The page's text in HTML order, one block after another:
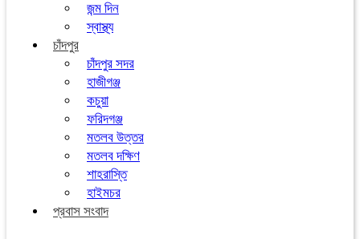
জন্ম দিন
স্বাস্থ্য
চাঁদপুর
চাঁদপুর সদর
হাজীগঞ্জ
কচুয়া
ফরিদগঞ্জ
মতলব উত্তর
মতলব দক্ষিণ
শাহরাস্তি
হাইমচর
প্রবাস সংবাদ